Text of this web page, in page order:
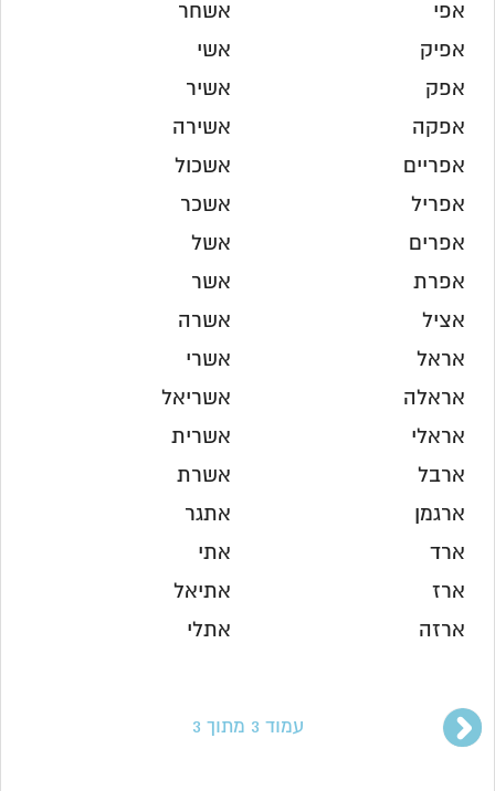
אפי
אפיק
אפק
אפקה
אפריים
אפריל
אפרים
אפרת
אציל
אראל
אראלה
אראלי
ארבל
ארגמן
ארד
ארז
ארזה
אשחר
אשי
אשיר
אשירה
אשכול
אשכר
אשל
אשר
אשרה
אשרי
אשריאל
אשרית
אשרת
אתגר
אתי
אתיאל
אתלי
עמוד 3 מתוך 3